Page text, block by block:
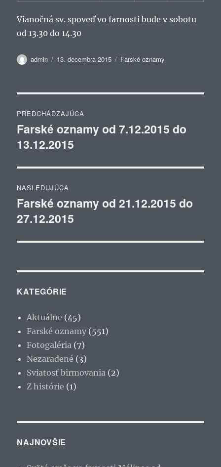
Vianočná sv. spoveď vo farnosti bude v sobotu
od 13.30 do 14.30
Autor
admin Publikované
13. decembra 2015 Kategórie
Farské oznamy
v
článku
PREDCHÁDZAJÚCA
Predchádzajúci
článok:
Farské oznamy od 7.12.2015 do
13.12.2015
NASLEDUJÚCA
Ďalší
článok:
Farské oznamy od 21.12.2015 do
27.12.2015
KATEGÓRIE
Aktuálne (45)
Farské oznamy (551)
Fotogaléria (7)
Nezaradené (3)
Sviatosť birmovania (2)
Z histórie (1)
NAJNOVŠIE